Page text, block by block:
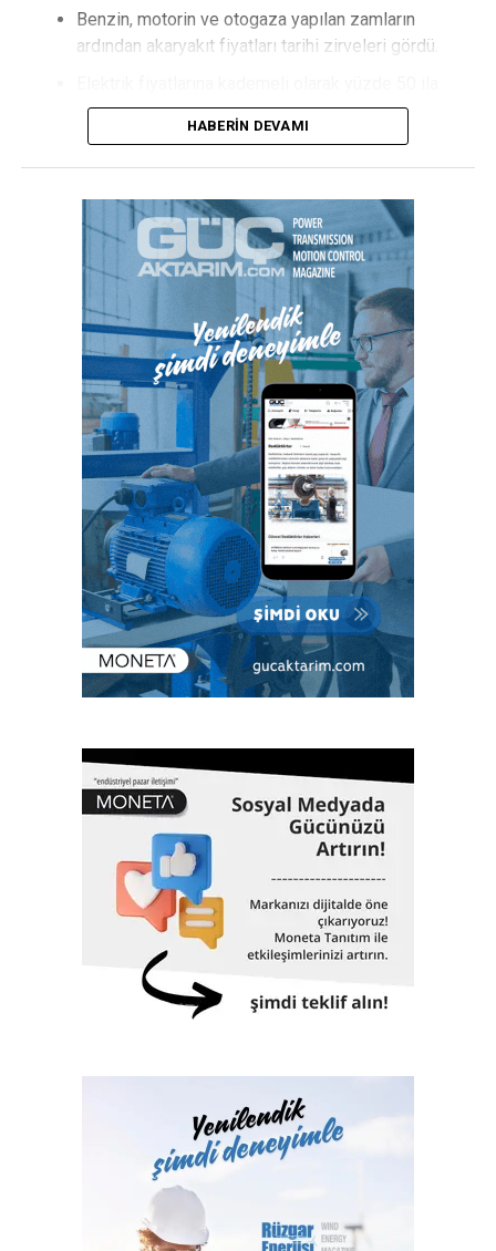
Benzin, motorin ve otogaza yapılan zamların
ardından akaryakıt fiyatları tarihi zirveleri gördü.
yüzde 125 arası zam geldi; doğalgaza yapılan zam
oranı ise yüzde 25 oldu.
Galatasaray’da teknik direktörü Fatih Terim, başkan
Burak Elmas ile yaptığı görüşmenin ardından
görevinden ayrıldı.
Süper Lig ekiplerinden Konyaspor’da forma giyen
28 yaşındaki futbolcu Ahmet Çalık, Ankara’da
geçirdiği trafik kazasında yaşamını yitirdi.
Türkiye’nin otomobil TOGG’un sedan modeli, Las
Vegas’taki Tüketici Elektroniği Fuarı CES 2022’de
(Consumer Electronics Show) tanıtıldı.
2021 yıllık enflasyon oranı yüzde 36.08 olarak
gerçekleşirken; Ocak ayında yüzde 48,69’a
yükseldi.
Beşiktaş’ın eski yöneticilerinden ve sunucu Ece
Erken’in eşi, Şafak Mahmutyazıcıoğlu uğradığı silahı
saldırı sonucu hayatını kaybetti.
İstanbul son yılların en yoğun kar yağışıyla karşılaştı.
Birçok yol ulaşıma kapanırken, iktidar ve belediye
arasındaki tartışmalar devam eti.
yaşandı, Türkiye’de salgının başından beri günlük
vakalar rekor seviyelere ulaştı.
HABERIN DEVAMI